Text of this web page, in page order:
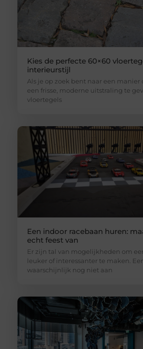
Kies de perfecte 60×60
interieurstijl
Als je op zoek bent naar een
een frisse, moderne uitstraling te
vloertegels
Een indoor racebaan huren:
echt feest van
Er zijn tal van mogelijkheden om
leuker of interessanter te maken.
waarschijnlijk nog niet aan